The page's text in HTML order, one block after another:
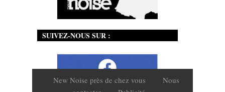
SUIVEZ-NOUS SUR :
New Noise près de chez vous
Nous